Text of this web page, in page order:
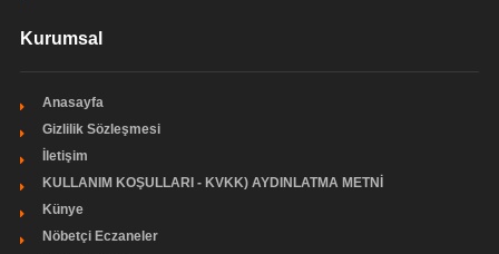
Kurumsal
Anasayfa
Gizlilik Sözleşmesi
İletişim
KULLANIM KOŞULLARI - KVKK) AYDINLATMA METNİ
Künye
Nöbetçi Eczaneler